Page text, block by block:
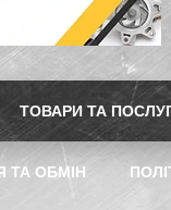
ТОВАРИ ТА
ТА ОБМІН